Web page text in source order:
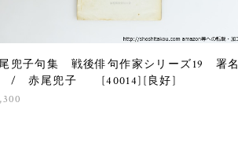
兜子句集 戦後俳句作家シリーズ19 署名
/ 赤尾兜子 [40014][良好]